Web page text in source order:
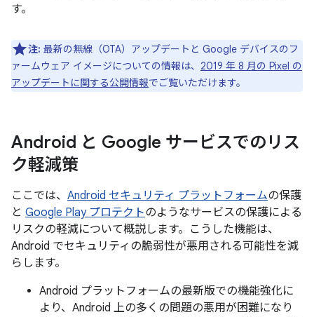
す。
注: 最新の無線（OTA）アップデートと Google デバイスのフ
ァームウェア イメージについての情報は、 2019 年 8 月の Pixel の
アップデートに関する公開情報でご覧いただけます。
Android と Google サービスでのリス
ク軽減策
ここでは、 Android セキュリティ プラットフォームの保護
と Google Play プロテクトのようなサービスの保護による
リスクの軽減について概説します。こうした機能は、
Android でセキュリティの脆弱性が悪用される可能性を減
らします。
Android プラットフォームの最新版での機能強化に
より、Android 上の多くの問題の悪用が困難になり